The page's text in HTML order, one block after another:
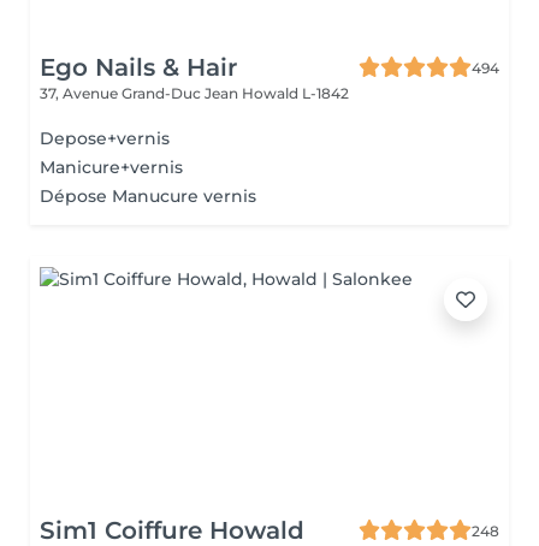
Ego Nails & Hair
494
37, Avenue Grand-Duc Jean Howald L-1842
Depose+vernis
Manicure+vernis
Dépose Manucure vernis
Sim1 Coiffure Howald
248